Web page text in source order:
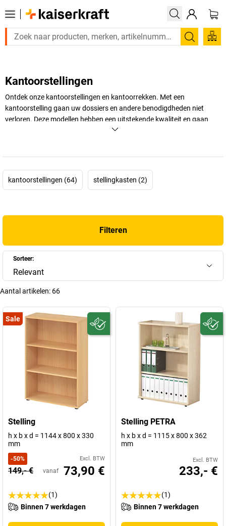
Zoeken
Kantoorstellingen
Ontdek onze kantoorstellingen en kantoorrekken. Met een
kantoorstelling gaan uw dossiers en andere benodigdheden niet
verloren. Deze modellen hebben een uitstekende kwaliteit en gaan
jarenlang mee. Deze kantoorrekken worden door heel veel bedrijven
kantoorstellingen (64) stellingkasten (2)
Filteren
Sorteer:
Relevant
Aantal artikelen: 66
Sale
Stelling
h x b x d = 1144 x 800 x 330
mm
-50% Excl. BTW
149,- € vanaf 73,90 €
(1)
Binnen 7 werkdagen
Stelling PETRA
h x b x d = 1115 x 800 x 362
mm
Excl. BTW
233,- €
(1)
Binnen 7 werkdagen